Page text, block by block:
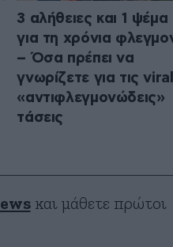
3 αλήθειες και 1 ψέμα
για τη χρόνια
– Όσα πρέπει να
γνωρίζετε για τις viral
«αντιφλεγμονώδεις»
τάσεις
και μάθετε πρώτοι